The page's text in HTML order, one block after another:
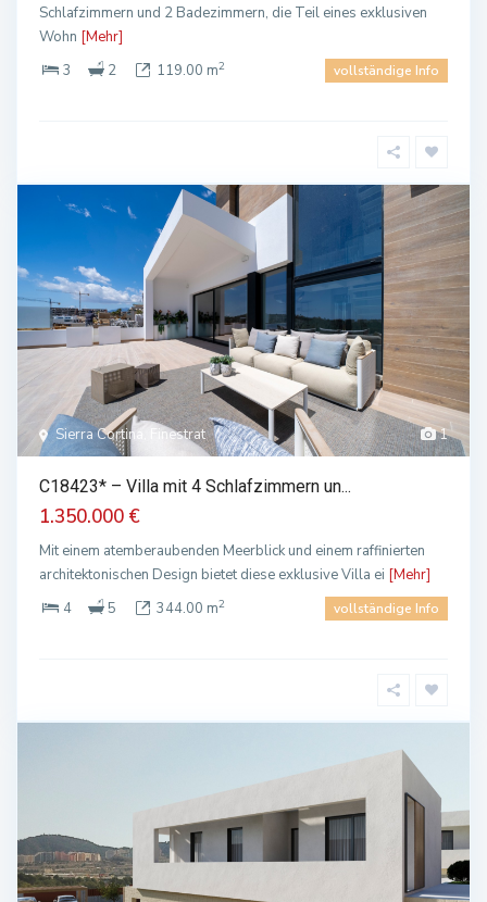
Schlafzimmern und 2 Badezimmern, die Teil eines exklusiven
Wohn [Mehr]
3
2 119.00 m2 vollständige Info
1
Sierra Cortina, Finestrat
C18423* – Villa mit 4 Schlafzimmern un...
1.350.000 €
Mit einem atemberaubenden Meerblick und einem raffinierten
architektonischen Design bietet diese exklusive Villa ei [Mehr]
4
5 344.00 m2 vollständige Info